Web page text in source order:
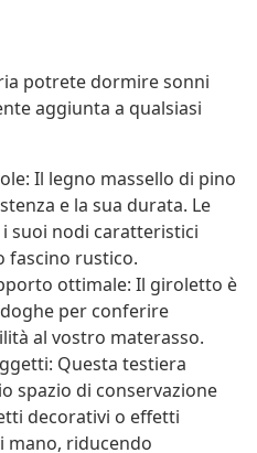
potrete dormire sonni
aggiunta a qualsiasi
Il legno massello di pino
e la sua durata. Le
suoi nodi caratteristici
fascino rustico.
ottimale: Il giroletto è
per conferire
al vostro materasso.
Questa testiera
spazio di conservazione
decorativi o effetti
mano, riducendo